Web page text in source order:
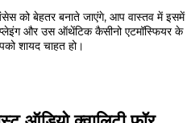
को बेहतर बनाते जाएंगे, आप वास्तव में इसमें
और उस ऑथेंटिक कैसीनो एटमॉस्फियर के
शायद चाहत हो।